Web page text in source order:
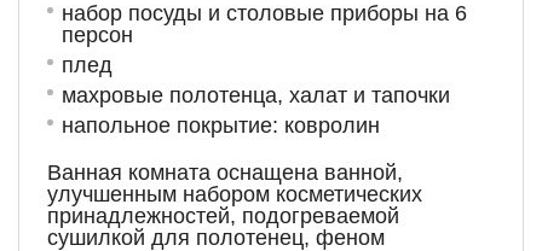
набор посуды и столовые приборы на 6
персон
плед
махровые полотенца, халат и тапочки
напольное покрытие: ковролин
Ванная комната оснащена ванной,
улучшенным набором косметических
принадлежностей, подогреваемой
сушилкой для полотенец, феном